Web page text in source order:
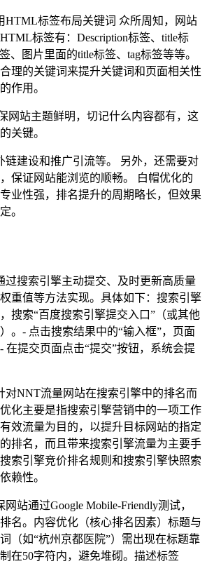
HTML标签布局关键词 众所周知，网站
标签有：Description标签、title标
、图片里面的title标签、tag标签等等。
理的关键词来提升关键词和页面相关性
作用。
网站主题鲜明，切记什么内容都有，这
关键。
链建设和推广引流等。 另外，还需要对
保证网站能浏览的顺畅。 白帽优化的
业性强，排名提升的周期略长，但效果
。
过搜索引擎主动提交、及时更新高质量
重值等方法实现。具体如下：搜索引擎
搜索“百度搜索引擎提交入口”（或其他
。- 点击搜索结果中的“输入框”，页面
在提交页面点击“提交”按钮，系统会提
对NNT流量网站在搜索引擎中的排名而
化主要是指搜索引擎营销中的一项工作
效流量为目的，以提升目标网站的指定
排名，而且带来搜索引擎流量为主要手
索引擎竞价排名规则和搜索引擎快照索
赖性。
站通过Google Mobile-Friendly测试，
名。内容优化（核心排名因素）标题与
（如“杭州京都医院”）需出现在标题靠
在50字符内，避免堆砌。描述标签